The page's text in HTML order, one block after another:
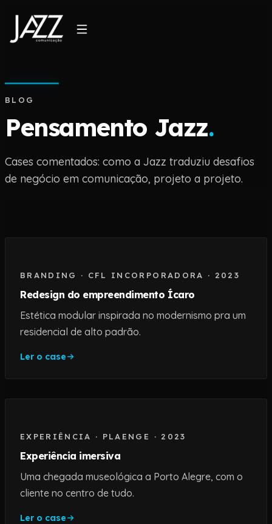
BLOG
Pensamento Jazz.
Cases comentados: como a Jazz traduziu desafios
de negócio em comunicação, projeto a projeto.
BRANDING · CFL INCORPORADORA · 2023
Redesign do empreendimento Ícaro
Estética modular inspirada no modernismo pra um
residencial de alto padrão.
Ler o case
EXPERIÊNCIA · PLAENGE · 2023
Experiência imersiva
Uma chegada museológica a Porto Alegre, com o
cliente no centro de tudo.
Ler o case